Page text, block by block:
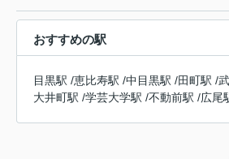
おすすめの駅
目黒駅 /恵比寿駅 /中目黒駅 /田町駅 /
大井町駅 /学芸大学駅 /不動前駅 /広尾